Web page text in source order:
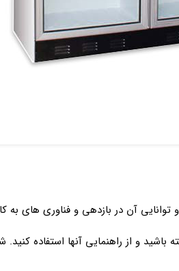
آن در بازدهی و فناوری های به
و از راهنمایی آنها استفاده کنید.